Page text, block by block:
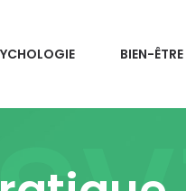
BIEN-ÊTRE